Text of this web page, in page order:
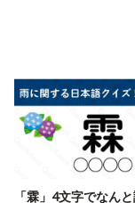
「霖」4文字でなん